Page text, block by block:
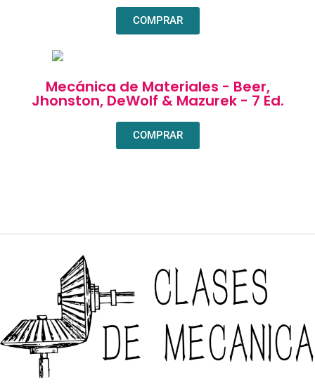
COMPRAR
Mecánica de Materiales - Beer,
Jhonston, DeWolf & Mazurek - 7 Ed.
COMPRAR